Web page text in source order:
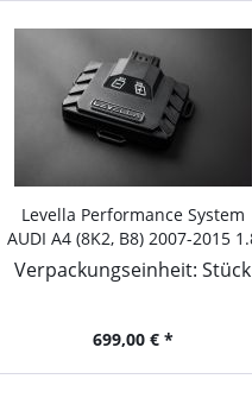
Levella Performance System
AUDI A4 (8K2, B8) 2007-2015
TFSI quattro, 170PS/125kW,
1798ccm
Verpackungseinheit: Stück
699,00 € *